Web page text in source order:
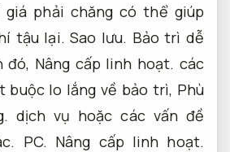
phải chăng có thể giúp
tậu lại.Sao lưu. Bảo trì dễ
đó, Nâng cấp linh hoạt. các
buộc lo lắng về bảo trì, Phù
dịch vụ hoặc các vấn đề
PC. Nâng cấp linh hoạt.